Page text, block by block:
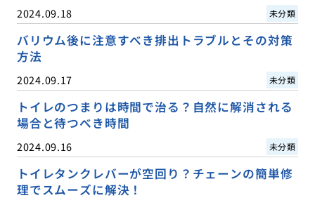
2024.09.18 未分類
バリウム後に注意すべき排出トラブルとその対策
方法
2024.09.17 未分類
トイレのつまりは時間で治る？自然に解消される
場合と待つべき時間
2024.09.16 未分類
トイレタンクレバーが空回り？チェーンの簡単修
理でスムーズに解決！